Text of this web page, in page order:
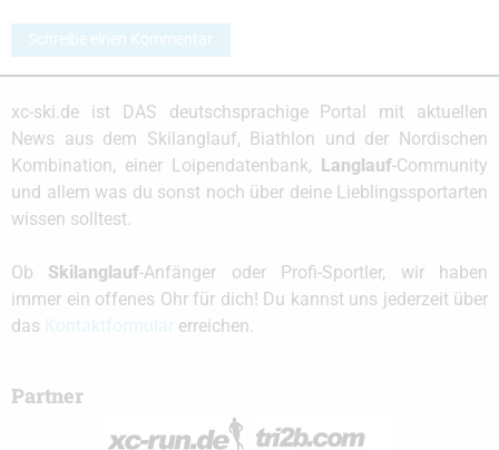
Schreibe einen Kommentar
xc-ski.de ist DAS deutschsprachige Portal mit aktuellen
News aus dem Skilanglauf, Biathlon und der Nordischen
Kombination, einer Loipendatenbank,
Langlauf-Community
und allem was du sonst noch über deine Lieblingssportarten
wissen solltest.
Ob Skilanglauf-Anfänger oder Profi-Sportler, wir haben
immer ein offenes Ohr für dich! Du kannst uns jederzeit über
das
erreichen.
Partner